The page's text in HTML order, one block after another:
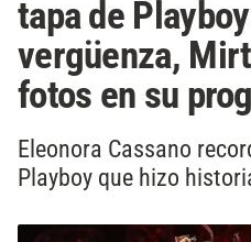
tapa de
vergüenza,
fotos en su
Eleonora Cassano
Playboy que hizo